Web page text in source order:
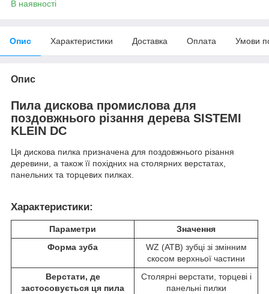
В наявності
Опис Характеристики Доставка Оплата Умови
Опис
Пила дискова промислова для
поздовжнього різання дерева SISTEMI
KLEIN DC
Ця дискова пилка призначена для поздовжнього різання
деревини, а також її похідних на столярних верстатах,
панельних та торцевих пилках.
Характеристики:
Параметри
Значення
Форма зуба
WZ (ATB) зубці зі змінним
скосом верхньої частини
Верстати, де
застосовується ця пила
Столярні верстати, торцеві і
панельні пилки